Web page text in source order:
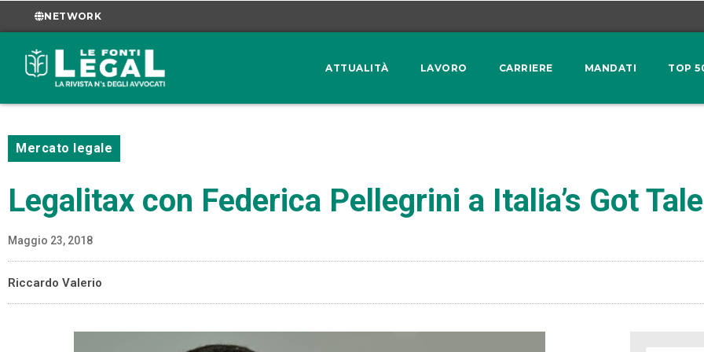
NETWORK
ATTUALITÀ LAVORO CARRIERE MANDATI TOP
Mercato legale
Legalitax con Federica Pellegrini a Italia’s Got
Maggio 23, 2018
Riccardo Valerio